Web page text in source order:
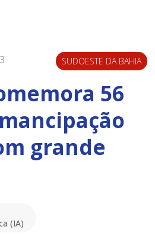
SUDOESTE DA BAHIA
56
grande
(IA)